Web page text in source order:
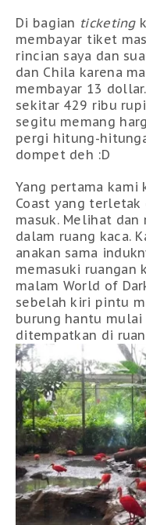
Di bagian ticketing
membayar tiket
rincian saya dan
dan Chila karena
membayar 13
sekitar 429 ribu
segitu memang
pergi hitung-
dompet deh :D
Yang pertama kami
Coast yang
masuk. Melihat dan
dalam ruang kaca.
anakan sama
memasuki ruangan
malam World of
sebelah kiri pintu
burung hantu
ditempatkan di